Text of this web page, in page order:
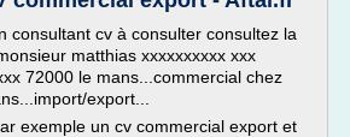
consultant cv à consulter consultez la
matthias xxxxxxxxxx xxx
72000 le mans...commercial chez
export...
exemple un cv commercial export et